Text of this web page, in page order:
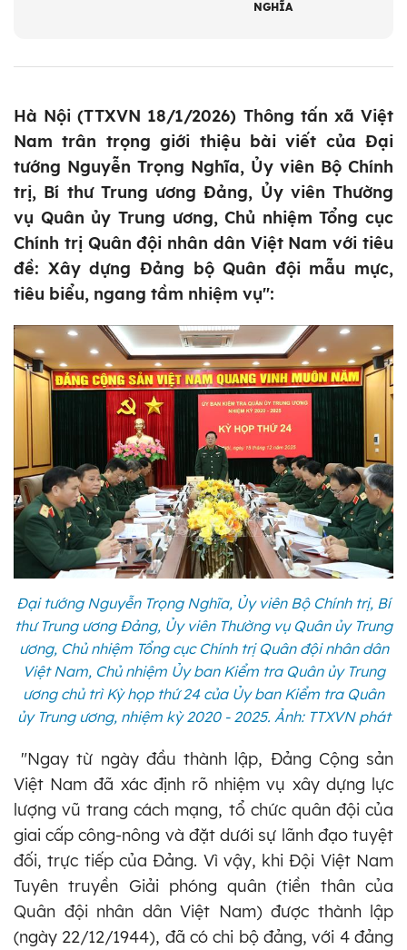
NGHĨA
Hà Nội (TTXVN 18/1/2026) Thông tấn xã Việt
Nam trân trọng giới thiệu bài viết của Đại
tướng Nguyễn Trọng Nghĩa, Ủy viên Bộ Chính
trị, Bí thư Trung ương Đảng, Ủy viên Thường
vụ Quân ủy Trung ương, Chủ nhiệm Tổng cục
Chính trị Quân đội nhân dân Việt Nam với tiêu
đề: Xây dựng Đảng bộ Quân đội mẫu mực,
tiêu biểu, ngang tầm nhiệm vụ":
Đại tướng Nguyễn Trọng Nghĩa, Ủy viên Bộ Chính trị, Bí
thư Trung ương Đảng, Ủy viên Thường vụ Quân ủy Trung
ương, Chủ nhiệm Tổng cục Chính trị Quân đội nhân dân
Việt Nam, Chủ nhiệm Ủy ban Kiểm tra Quân ủy Trung
ương chủ trì Kỳ họp thứ 24 của Ủy ban Kiểm tra Quân
ủy Trung ương, nhiệm kỳ 2020 - 2025. Ảnh: TTXVN phát
"Ngay từ ngày đầu thành lập, Đảng Cộng sản
Việt Nam đã xác định rõ nhiệm vụ xây dựng lực
lượng vũ trang cách mạng, tổ chức quân đội của
giai cấp công-nông và đặt dưới sự lãnh đạo tuyệt
đối, trực tiếp của Đảng. Vì vậy, khi Đội Việt Nam
Tuyên truyền Giải phóng quân (tiền thân của
Quân đội nhân dân Việt Nam) được thành lập
(ngày 22/12/1944), đã có chi bộ đảng, với 4 đảng